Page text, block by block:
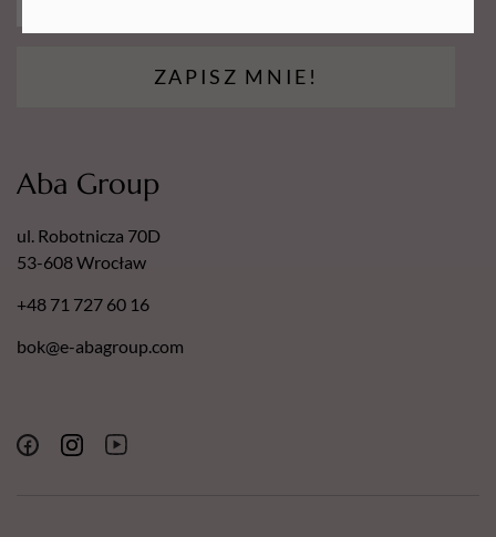
ZAPISZ MNIE!
Aba Group
ul. Robotnicza 70D
53-608 Wrocław
+48 71 727 60 16
bok@e-abagroup.com